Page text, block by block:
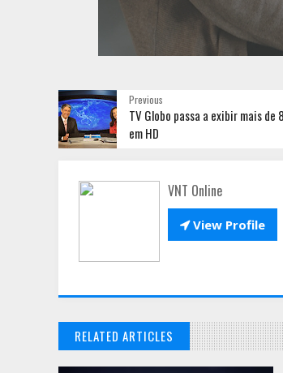
Previous
TV Globo passa a exibir mais
em HD
VNT Online
View Profile
RELATED ARTICLES